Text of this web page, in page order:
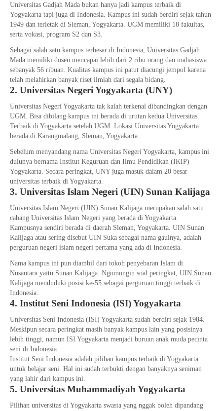
Universitas Gadjah Mada bukan hanya jadi kampus terbaik di
Yogyakarta tapi juga di Indonesia. Kampus ini sudah berdiri sejak tahun
1949 dan terletak di Sleman, Yogyakarta. UGM memiliki 18 fakultas,
serta vokasi, program S2 dan S3.
Sebagai salah satu kampus terbesar di Indonesia, Universitas Gadjah
Mada memiliki dosen mencapai lebih dari 2 ribu orang dan mahasiswa
sebanyak 56 ribuan. Kualitas kampus ini patut diacungi jempol karena
telah melahirkan banyak riset ilmiah dari segala bidang.
2. Universitas Negeri Yogyakarta (UNY)
Universitas Negeri Yogyakarta tak kalah terkenal dibandingkan dengan
UGM. Bisa dibilang kampus ini berada di urutan kedua Universitas
Terbaik di Yogyakarta setelah UGM. Lokasi Universitas Yogyakarta
berada di Karangmalang, Sleman, Yogyakarta.
Sebelum menyandang nama Universitas Negeri Yogyakarta, kampus ini
dulunya bernama Institut Keguruan dan Ilmu Pendidikan (IKIP)
Yogyakarta. Secara peringkat, UNY juga masuk dalam 20 besar
universitas terbaik di Yogyakarta.
3. Universitas Islam Negeri (UIN) Sunan Kalijaga
Universitas Islam Negeri (UIN) Sunan Kalijaga merupakan salah satu
cabang Universitas Islam Negeri yang berada di Yogyakarta.
Kampusnya sendiri berada di daerah Sleman, Yogyakarta. UIN Sunan
Kalijaga atau sering disebut UIN Suka sebagai nama gaulnya, adalah
perguruan negeri islam negeri pertama yang ada di Indonesia.
Nama kampus ini pun diambil dari tokoh penyebaran Islam di
Nusantara yaitu Sunan Kalijaga. Ngomongin soal peringkat, UIN Sunan
Kalijaga menduduki posisi ke-55 sebagai perguruan tinggi terbaik di
Indonesia.
4. Institut Seni Indonesia (ISI) Yogyakarta
Universitas Seni Indonesia (ISI) Yogyakarta sudah berdiri sejak 1984.
Meskipun secara peringkat masih banyak kampus lain yang posisinya
lebih tinggi, namun ISI Yogyakarta menjadi buruan anak muda pecinta
seni di Indonesia.
Institut Seni Indonesia adalah pilihan kampus terbaik di Yogyakarta
untuk belajar seni. Hal ini sudah terbukti dengan banyaknya seniman
yang lahir dari kampus ini.
5. Universitas Muhammadiyah Yogyakarta
Pilihan universitas di Yogyakarta swasta yang nggak boleh dipandang